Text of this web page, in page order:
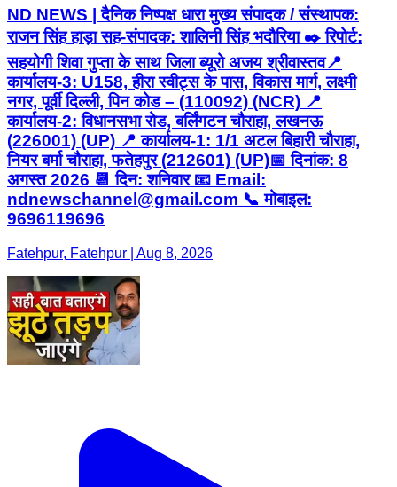
ND NEWS | दैनिक निष्पक्ष धारा मुख्य संपादक / संस्थापक:
राजन सिंह हाड़ा सह-संपादक: शालिनी सिंह भदौरिया ✒️ रिपोर्ट:
सहयोगी शिवा गुप्ता के साथ जिला ब्यूरो अजय श्रीवास्तव ​📍
कार्यालय-3: U158, हीरा स्वीट्स के पास, विकास मार्ग, लक्ष्मी
नगर, पूर्वी दिल्ली, पिन कोड – (110092) (NCR) 📍
कार्यालय-2: विधानसभा रोड, बर्लिंगटन चौराहा, लखनऊ
(226001) (UP) 📍 कार्यालय-1: 1/1 अटल बिहारी चौराहा,
नियर बर्मा चौराहा, फतेहपुर (212601) (UP) ​📅 दिनांक: 8
अगस्त 2026 📆 दिन: शनिवार 📧 Email:
ndnewschannel@gmail.com 📞 मोबाइल:
9696119696
Fatehpur, Fatehpur | Aug 8, 2026